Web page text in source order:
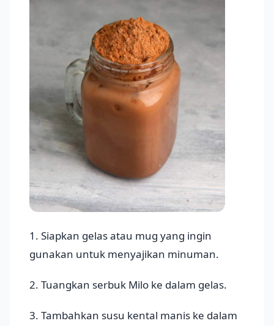
1. Siapkan gelas atau mug yang ingin
gunakan untuk menyajikan minuman.
2. Tuangkan serbuk Milo ke dalam gelas.
3. Tambahkan susu kental manis ke dalam